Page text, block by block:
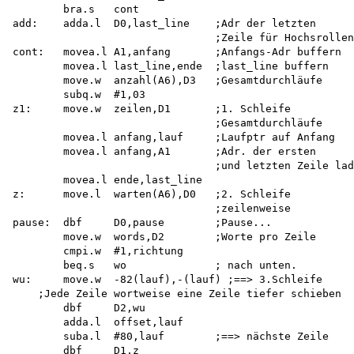
        bra.s   cont
add:    adda.l  D0,last_line    ;Adr der letzten
                                ;Zeile für Hochsrollen
cont:   movea.l A1,anfang       ;Anfangs-Adr buffern
        movea.l last_line,ende  ;last_line buffern
        move.w  anzahl(A6),D3   ;Gesamtdurchläufe
        subq.w  #1,03
z1:     move.w  zeilen,D1       ;1. Schleife
                                ;Gesamtdurchläufe
        movea.l anfang,lauf     ;Laufptr auf Anfang
        movea.l anfang,A1       ;Adr. der ersten
;und letzten Zeile
        movea.l ende,last_line
z:      move.l  warten(A6),D0   ;2. Schleife
                                ;zeilenweise
pause:  dbf     D0,pause        ;Pause...
        move.w  words,D2        ;Worte pro Zeile
        cmpi.w  #1,richtung
        beq.s   wo              ; nach unten.
wu:     move.w  -82(lauf),-(lauf) ;==> 3.Schleife
    ;Jede Zeile wortweise eine Zeile tiefer schieben
        dbf     D2,wu
        adda.l  offset,lauf
        suba.l  #80,lauf        ;==> nächste Zeile
        dbf     D1,z